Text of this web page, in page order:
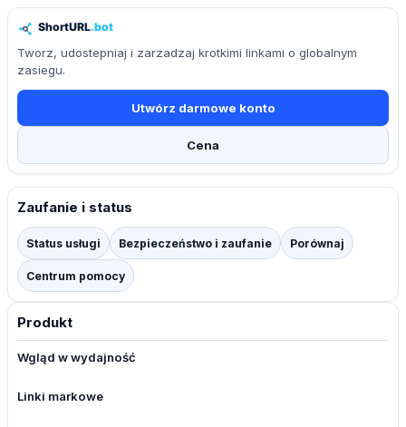
Tworz, udostepniaj i zarzadzaj krotkimi linkami o globalnym
zasiegu.
Utwórz darmowe konto
Cena
Zaufanie i status
Status usługi Bezpieczeństwo i zaufanie Porównaj
Centrum pomocy
Produkt
Wgląd w wydajność
Linki markowe